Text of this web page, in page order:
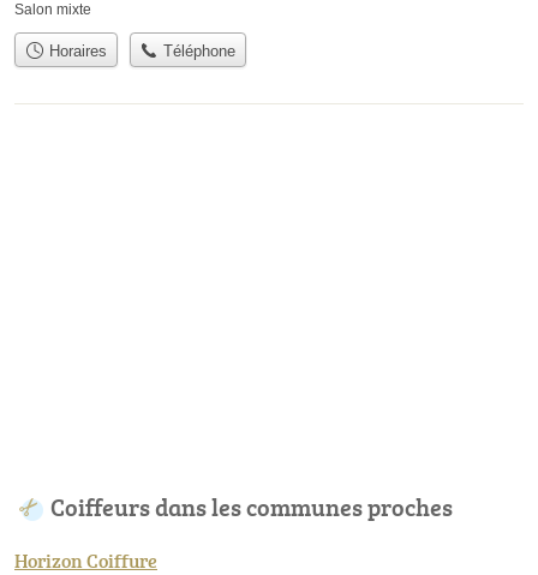
Salon mixte
Horaires Téléphone
Coiffeurs dans les communes proches
Horizon Coiffure